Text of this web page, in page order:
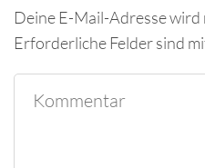
Deine E-Mail-Adresse
Erforderliche Felder sind